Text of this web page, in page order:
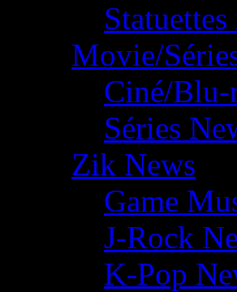
Statuettes
Movie/
Ciné/Blu-
Séries
Zik News
Game
J-Rock
K-Pop